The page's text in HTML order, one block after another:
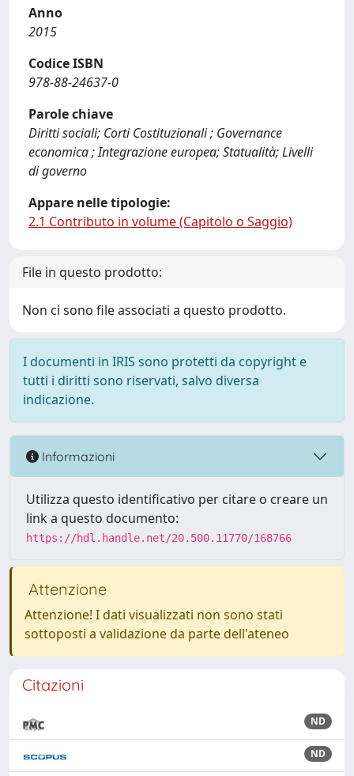
Anno
2015
Codice ISBN
978-88-24637-0
Parole chiave
Diritti sociali; Corti Costituzionali ; Governance
economica ; Integrazione europea; Statualità; Livelli
di governo
Appare nelle tipologie:
2.1 Contributo in volume (Capitolo o Saggio)
File in questo prodotto:
Non ci sono file associati a questo prodotto.
I documenti in IRIS sono protetti da copyright e
tutti i diritti sono riservati, salvo diversa
indicazione.
Informazioni
Utilizza questo identificativo per citare o creare un
link a questo documento:
https://hdl.handle.net/20.500.11770/168766
Attenzione
Attenzione! I dati visualizzati non sono stati
sottoposti a validazione da parte dell'ateneo
Citazioni
ND
ND